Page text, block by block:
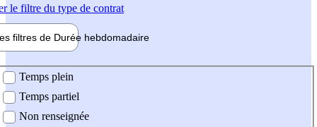
le filtre du type de contrat
filtres de Durée hebdomadaire
Temps plein
Temps partiel
Non renseignée